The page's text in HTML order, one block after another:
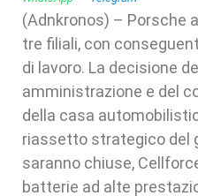
(Adnkronos) – Porsche
tre filiali, con
di lavoro. La decisione
amministrazione e del
della casa
riassetto strategico del
saranno chiuse,
batterie ad alte